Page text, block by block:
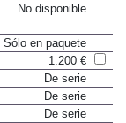
No disponible
Sólo en paquete
1.200 €
De serie
De serie
De serie